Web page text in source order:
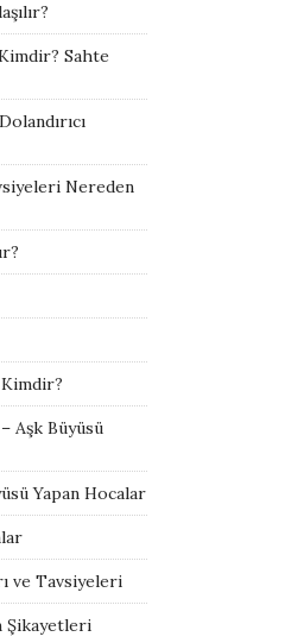
Sahte
Nereden
Aşk Büyüsü
Yapan Hocalar
ve Tavsiyeleri
Şikayetleri